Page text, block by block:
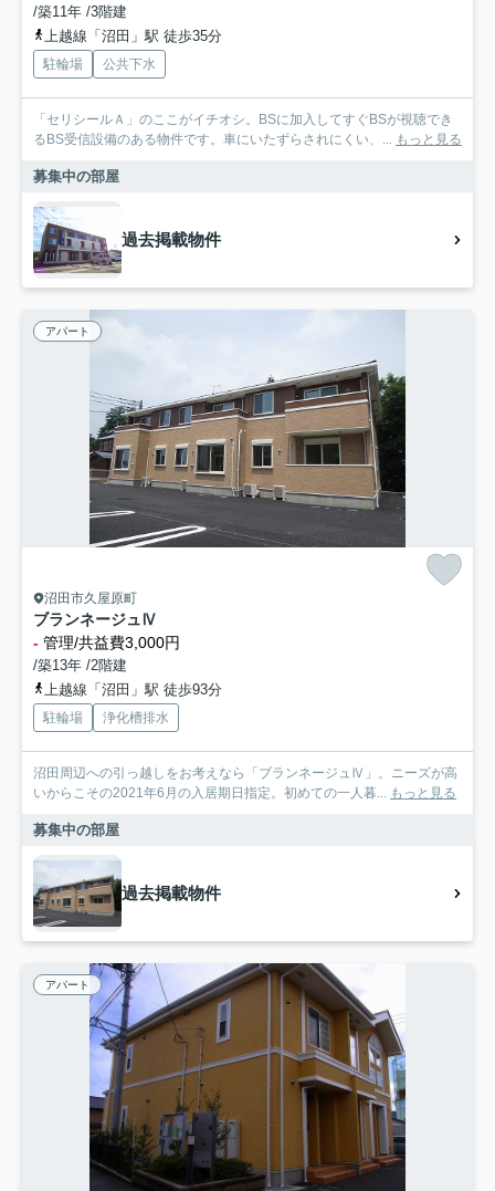
/築11年 /3階建
上越線「沼田」駅 徒歩35分
駐輪場 公共下水
「セリシールＡ」のここがイチオシ。BSに加入してすぐBSが視聴でき
るBS受信設備のある物件です。車にいたずらされにくい、... もっと見る
募集中の部屋
過去掲載物件
アパート
沼田市久屋原町
ブランネージュⅣ
- 管理/共益費3,000円
/築13年 /2階建
上越線「沼田」駅 徒歩93分
駐輪場 浄化槽排水
沼田周辺への引っ越しをお考えなら「ブランネージュⅣ」。ニーズが高
いからこその2021年6月の入居期日指定。初めての一人暮... もっと見る
募集中の部屋
過去掲載物件
アパート